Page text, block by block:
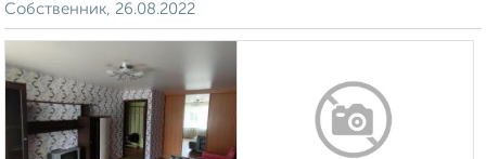
Собственник, 26.08.2022